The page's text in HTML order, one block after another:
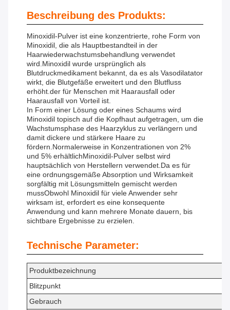
Beschreibung des Produkts:
Minoxidil-Pulver ist eine konzentrierte, rohe Form von
Minoxidil, die als Hauptbestandteil in der
Haarwiederwachstumsbehandlung verwendet
wird.Minoxidil wurde ursprünglich als
Blutdruckmedikament bekannt, da es als Vasodilatator
wirkt, die Blutgefäße erweitert und den Blutfluss
erhöht.der für Menschen mit Haarausfall oder
Haarausfall von Vorteil ist.
In Form einer Lösung oder eines Schaums wird
Minoxidil topisch auf die Kopfhaut aufgetragen, um die
Wachstumsphase des Haarzyklus zu verlängern und
damit dickere und stärkere Haare zu
fördern.Normalerweise in Konzentrationen von 2%
und 5% erhältlichMinoxidil-Pulver selbst wird
hauptsächlich von Herstellern verwendet.Da es für
eine ordnungsgemäße Absorption und Wirksamkeit
sorgfältig mit Lösungsmitteln gemischt werden
mussObwohl Minoxidil für viele Anwender sehr
wirksam ist, erfordert es eine konsequente
Anwendung und kann mehrere Monate dauern, bis
sichtbare Ergebnisse zu erzielen.
Technische Parameter:
Produktbezeichnung
Blitzpunkt
Gebrauch